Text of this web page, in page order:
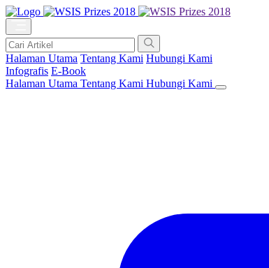
Halaman Utama Tentang Kami Hubungi Kami
Infografis E-Book
Halaman Utama Tentang Kami Hubungi Kami